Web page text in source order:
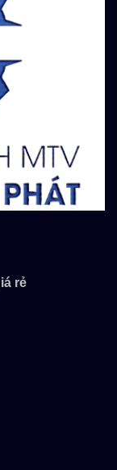
rẻ